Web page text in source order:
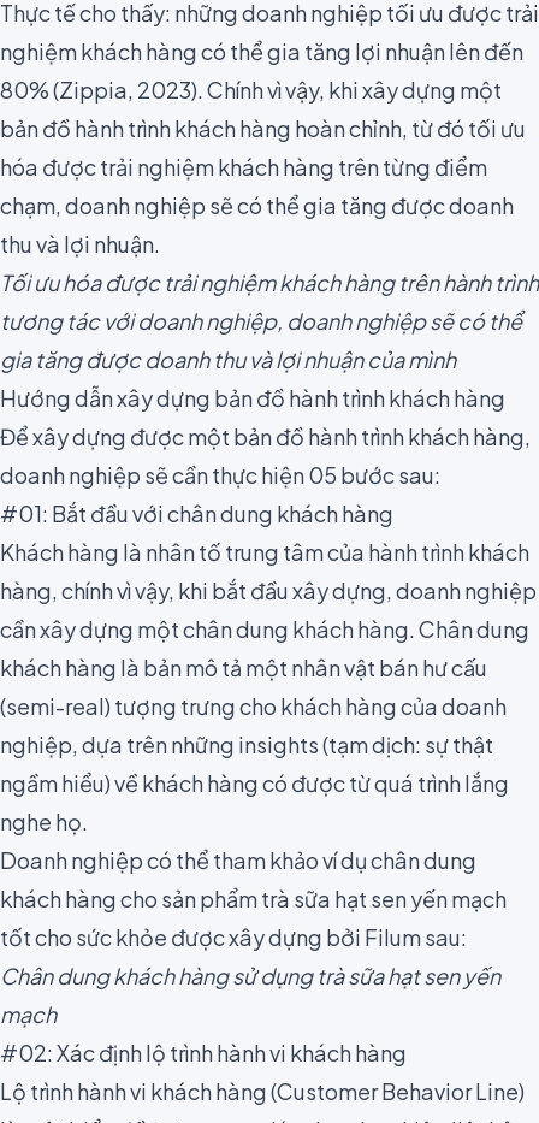
Thực tế cho thấy: những doanh nghiệp tối ưu được trải
nghiệm khách hàng có thể gia tăng lợi nhuận lên đến
80% (Zippia, 2023). Chính vì vậy, khi xây dựng một
bản đồ hành trình khách hàng hoàn chỉnh, từ đó tối ưu
hóa được trải nghiệm khách hàng trên từng điểm
chạm, doanh nghiệp sẽ có thể gia tăng được doanh
thu và lợi nhuận.
Tối ưu hóa được trải nghiệm khách hàng trên hành trình
tương tác với doanh nghiệp, doanh nghiệp sẽ có thể
gia tăng được doanh thu và lợi nhuận của mình
Hướng dẫn xây dựng bản đồ hành trình khách hàng
Để xây dựng được một bản đồ hành trình khách hàng,
doanh nghiệp sẽ cần thực hiện 05 bước sau:
#01: Bắt đầu với chân dung khách hàng
Khách hàng là nhân tố trung tâm của hành trình khách
hàng, chính vì vậy, khi bắt đầu xây dựng, doanh nghiệp
cần xây dựng mộtchân dung khách hàng. Chân dung
khách hàng là bản mô tả một nhân vật bán hư cấu
(semi-real) tượng trưng cho khách hàng của doanh
nghiệp, dựa trên những insights(tạm dịch: sự thật
ngầm hiểu) về khách hàng có được từ quá trình lắng
nghe họ.
Doanh nghiệp có thể tham khảo ví dụ chân dung
khách hàng cho sản phẩm trà sữa hạt sen yến mạch
tốt cho sức khỏe được xây dựng bởi Filum sau:
Chân dung khách hàng sử dụng trà sữa hạt sen yến
mạch
#02: Xác định lộ trình hành vi khách hàng
Lộ trình hành vi khách hàng (Customer Behavior Line)